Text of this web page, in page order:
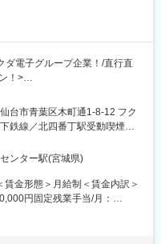
もございますのであらかじめ
いでの転勤はないため、転勤
PJなど市場価値を高める機
どが可能です。定期的な面談
ェクトを提示するなどフレキ
その他、本社部門（マネージ
ダ電子グループ企業！/直行直
！>
子製品の、東北地域でのシェ
致します。
在籍しています。大学病院や
対し同社の医療機器の提案を
ズをヒアリングし、マッチし
台市青葉区木町通1-8-12 フク
鉄線／北四番丁駅受動喫煙対
ンター駅(宮城県)
金形態＞月給制＜賃金内訳＞
円固定残業手当/月：